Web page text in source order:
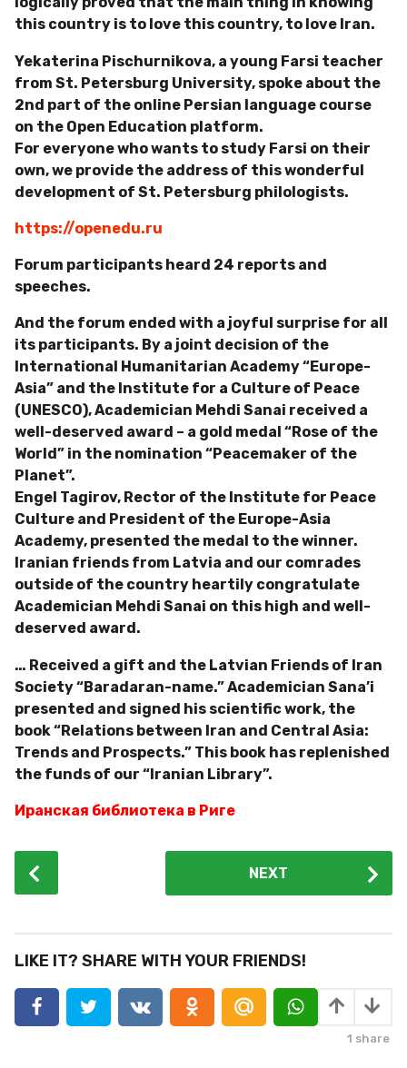
this country is to love this country, to love Iran.
Yekaterina Pischurnikova, a young Farsi teacher
from St. Petersburg University, spoke about the
2nd part of the online Persian language course
on the Open Education platform.
For everyone who wants to study Farsi on their
own, we provide the address of this wonderful
development of St. Petersburg philologists.
https://openedu.ru
Forum participants heard 24 reports and
speeches.
And the forum ended with a joyful surprise for all
its participants. By a joint decision of the
International Humanitarian Academy “Europe-
Asia” and the Institute for a Culture of Peace
(UNESCO), Academician Mehdi Sanai received a
well-deserved award – a gold medal “Rose of the
World” in the nomination “Peacemaker of the
Planet”.
Engel Tagirov, Rector of the Institute for Peace
Culture and President of the Europe-Asia
Academy, presented the medal to the winner.
Iranian friends from Latvia and our comrades
outside of the country heartily congratulate
Academician Mehdi Sanai on this high and well-
deserved award.
… Received a gift and the Latvian Friends of Iran
Society “Baradaran-name.” Academician Sana’i
presented and signed his scientific work, the
book “Relations between Iran and Central Asia:
Trends and Prospects.” This book has replenished
the funds of our “Iranian Library”.
Иранская библиотека в Риге
o
P
i
NEXT
LIKE IT? SHARE WITH YOUR FRIENDS!
1 share